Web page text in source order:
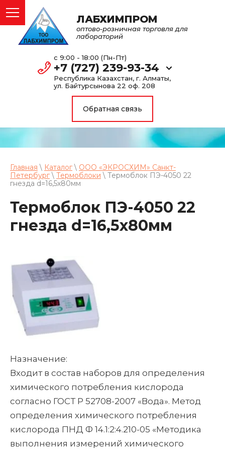
ЛАБХИМПРОМ
оптово-розничная торговля для
лабораторий
с 9:00 - 18:00 (Пн-Пт)
+7 (727) 239-93-34
Республика Казахстан, г. Алматы,
ул. Байтурсынова 22 оф. 208
Обратная связь
Главная \ Каталог\ ООО «ЭКРОСХИМ» Санкт-
Петербург\ Термоблоки \ Термоблок ПЭ-4050 22
гнезда d=16,5х80мм
Термоблок ПЭ-4050 22
гнезда d=16,5х80мм
Назначение:
Входит в состав наборов для определения
химического потребления кислорода
согласно ГОСТ Р 52708-2007 «Вода». Метод
определения химического потребления
кислорода ПНД Ф 14.1:2:4.210-05 «Методика
выполнения измерений химического